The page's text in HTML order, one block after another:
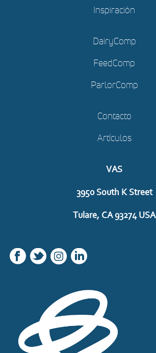
Inspiración
DairyComp
FeedComp
ParlorComp
Contacto
Artículos
VAS
3950 South K Street
Tulare, CA 93274 USA